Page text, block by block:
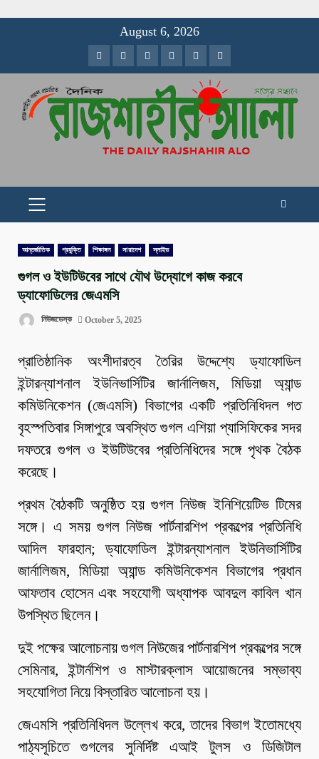
August 6, 2026
Facebook
TwitterInstagram
Youtube
VK LinkedIn
PRIMARY
আন্তর্জাতিক প্রযুক্তি শিক্ষাঙ্গন সারাদেশ স্লাইড
গুগল ও ইউটিউবের সাথে যৌথ উদ্যোগে কাজ করবে
ড্যাফোডিলের জেএমসি
নিউজডেস্ক October 5, 2025
প্রাতিষ্ঠানিক অংশীদারত্ব তৈরির উদ্দেশ্যে ড্যাফোডিল
ইন্টারন্যাশনাল ইউনিভার্সিটির জার্নালিজম, মিডিয়া অ্যান্ড
কমিউনিকেশন (জেএমসি) বিভাগের একটি প্রতিনিধিদল গত
বৃহস্পতিবার সিঙ্গাপুরে অবস্থিত গুগল এশিয়া প্যাসিফিকের সদর
দফতরে গুগল ও ইউটিউবের প্রতিনিধিদের সঙ্গে পৃথক বৈঠক
করেছে।
প্রথম বৈঠকটি অনুষ্ঠিত হয় গুগল নিউজ ইনিশিয়েটিভ টিমের
সঙ্গে। এ সময় গুগল নিউজ পার্টনারশিপ প্রকল্পের প্রতিনিধি
আদিল ফারহান; ড্যাফোডিল ইন্টারন্যাশনাল ইউনিভার্সিটির
জার্নালিজম, মিডিয়া অ্যান্ড কমিউনিকেশন বিভাগের প্রধান
আফতাব হোসেন এবং সহযোগী অধ্যাপক আবদুল কাবিল খান
উপস্থিত ছিলেন।
দুই পক্ষের আলোচনায় গুগল নিউজের পার্টনারশিপ প্রকল্পের সঙ্গে
সেমিনার, ইন্টার্নশিপ ও মাস্টারক্লাস আয়োজনের সম্ভাব্য
সহযোগিতা নিয়ে বিস্তারিত আলোচনা হয়।
জেএমসি প্রতিনিধিদল উল্লেখ করে, তাদের বিভাগ ইতোমধ্যে
পাঠ্যসূচিতে গুগলের সুনির্দিষ্ট এআই টুলস ও ডিজিটাল